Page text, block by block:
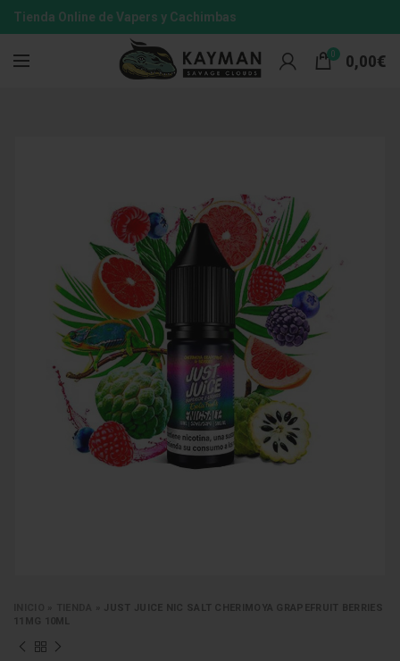
Tienda Online de Vapers y Cachimbas
0 0,00€
JUST JUICE NIC SALT CHERIMOYA GRAPEFRUIT BERRIES
11MG 10ML